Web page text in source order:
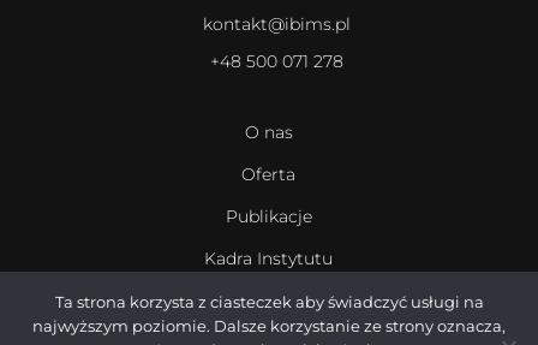
kontakt@ibims.pl
+48 500 071 278
O nas
Oferta
Publikacje
Kadra Instytutu
Kariera
Ta strona korzysta z ciasteczek aby świadczyć usługi na
najwyższym poziomie. Dalsze korzystanie ze strony oznacza,